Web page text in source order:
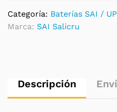
Categoría: Baterías SAI /
Marca: SAI Salicru
Descripción